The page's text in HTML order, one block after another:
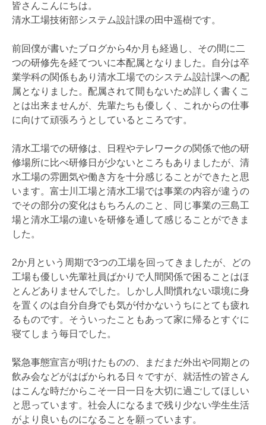
皆さんこんにちは。
清水工場技術部システム設計課の田中遥樹です。
前回僕が書いたブログから4か月も経過し、その間に二
つの研修先を経てついに本配属となりました。自分は卒
業学科の関係もあり清水工場でのシステム設計課への配
属となりました。配属されて間もないため詳しく書くこ
とは出来ませんが、先輩たちも優しく、これからの仕事
に向けて頑張ろうとしているところです。
清水工場での研修は、日程やテレワークの関係で他の研
修場所に比べ研修日が少ないところもありましたが、清
水工場の雰囲気や働き方を十分感じることができたと思
います。富士川工場と清水工場では事業の内容が違うの
でその部分の変化はもちろんのこと、同じ事業の三島工
場と清水工場の違いを研修を通して感じることができま
した。
2か月という周期で3つの工場を回ってきましたが、どの
工場も優しい先輩社員ばかりで人間関係で困ることはほ
とんどありませんでした。しかし人間慣れない環境に身
を置くのは自分自身でも気が付かないうちにとても疲れ
るものです。そういったこともあって家に帰るとすぐに
寝てしまう毎日でした。
緊急事態宣言が明けたものの、まだまだ外出や同期との
飲み会などがはばかられる日々ですが、就活性の皆さん
はこんな時だからこそ一日一日を大切に過ごしてほしい
と思っています。社会人になるまで残り少ない学生生活
がより良いものになることを願っています。